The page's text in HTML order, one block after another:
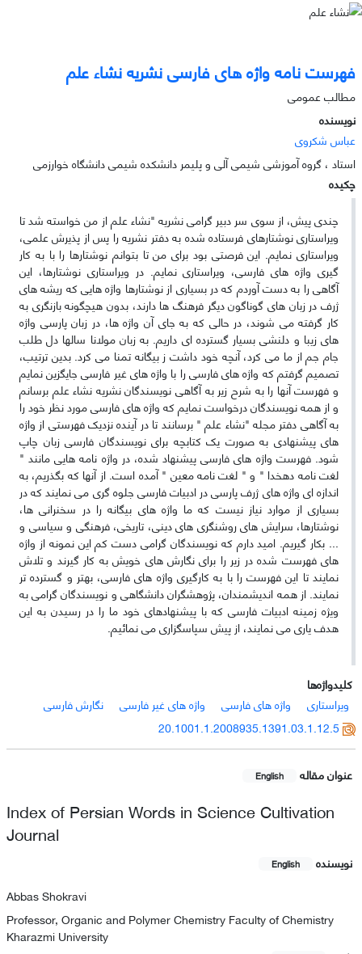
فهرست نامه واژه های فارسی نشریه نشاء علم
مطالب عمومی
نویسنده
عباس شکروی
استاد ، گروه آموزشی شیمی آلی و پلیمر دانشکده شیمی دانشگاه خوارزمی
چکیده
چندی پیش، از سوی سر دبیر گرامی نشریه "نشاء علم از من خواسته شد تا
ویراستاری نوشتارهای فرستاده شده به دفتر نشریه را پس از پذیرش علمی،
ویراستاری نمایم. این فرصتی بود برای من تا بتوانم نوشتارها را با به کار
گیری واژه های فارسی، ویراستاری نمایم. در ویراستاری نوشتارها، این
آگاهی را به دست آوردم که در بسیاری از نوشتارها واژه هایی که ریشه های
ژرف در زبان های گوناگون دیگر فرهنگ ها دارند، بدون هیچگونه بازنگری به
کار گرفته می شوند، در حالی که به جای آن واژه ها، در زبان پارسی واژه
های زیبا و دلنشی بسیار گسترده ای داریم. به زبان مولانا سالها دل طلب
جام جم از ما می کرد، آنچه خود داشت ز بیگانه تمنا می کرد. بدین ترتیب،
تصمیم گرفتم که واژه های فارسی را با واژه های غیر فارسی جایگزین نمایم
و فهرست آنها را به شرح زیر به آگاهی نویسندگان نشریه نشاء علم برسانم
و از همه نویسندگان درخواست نمایم که واژه های فارسی مورد نظر خود را
به آگاهی دفتر مجله "نشاء علم " برسانند تا در آینده نزدیک فهرستی از واژه
های پیشنهادی به صورت یک کتابچه برای نویسندگان فارسی زبان چاپ
شود. فهرست واژه های فارسی پیشنهاد شده، در واژه نامه هایی مانند "
لغت نامه دهخدا " و " لغت نامه معین " آمده است. از آنها که بگذریم، به
اندازه ای واژه های ژرف پارسی در ادبیات فارسی جلوه گری می نمایند که در
بسیاری از موارد نیاز نیست که ما واژه های بیگانه را در سخنرانی ها،
نوشتارها، سرایش های روشنگری های دینی، تاریخی، فرهنگی و سیاسی و
... بکار گیریم. امید دارم که نویسندگان گرامی دست کم این نمونه از واژه
های فهرست شده در زیر را برای نگارش های خویش به کار گیرند و تلاش
نمایند تا این فهرست را با به کارگیری واژه های فارسی، بهتر و گسترده تر
نمایند. از همه اندیشمندان، پژوهشگران دانشگاهی و نویسندگان گرامی به
ویژه زمینه ادبیات فارسی که با پیشنهادهای خود ما را در رسیدن به این
هدف یاری می نمایند، از پیش سپاسگزاری می نمائیم.
کلیدواژه‌ها
ویراستاری
واژه های فارسی واژه های غیر فارسی
نگارش فارسی
20.1001.1.2008935.1391.03.1.12.5
عنوان مقاله English
Index of Persian Words in Science Cultivation
Journal
نویسنده English
Abbas Shokravi
Professor, Organic and Polymer Chemistry Faculty of Chemistry
Kharazmi University